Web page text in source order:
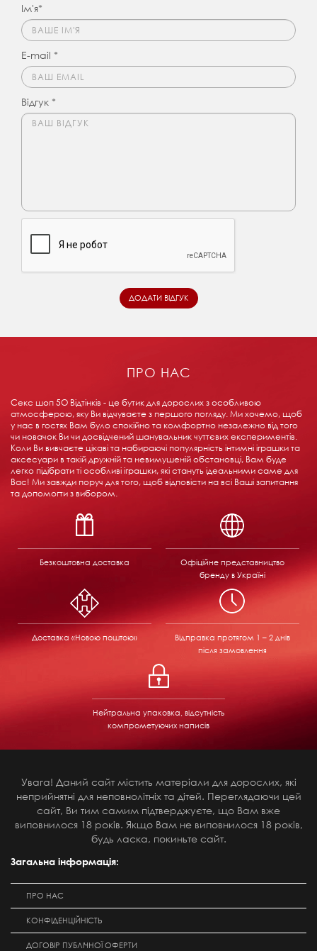
Ім'я*
E-mail *
Відгук *
ПРО НАС
Секс шоп 5О Відтінків - це бутик для дорослих з особливою
атмосферою, яку Ви відчуваєте з першого погляду. Ми хочемо, щоб
у нас в гостях Вам було спокійно та комфортно незалежно від того
чи новачок Ви чи досвідчений шанувальник чуттєвих експериментів.
Коли Ви вивчаєте цікаві та набираючі популярність інтимні іграшки та
аксесуари в такій дружній та невимушеній обстановці, Вам буде
легко підібрати ті особливі іграшки, які стануть ідеальними саме для
Вас! Ми завжди поруч для того, щоб відповісти на всі Ваші запитання
та допомогти з вибором.
Безкоштовна доставка
Офіційне представництво
бренду в Україні
Доставка «Новою поштою» Відправка протягом 1 – 2 днів
після замовлення
Нейтральна упаковка, відсутність
компрометуючих написів
Увага! Даний сайт містить матеріали для дорослих, які
неприйнятні для неповнолітніх та дітей. Переглядаючи цей
сайт, Ви тим самим підтверджуєте, що Вам вже
виповнилося 18 років. Якщо Вам не виповнилося 18 років,
будь ласка, покиньте сайт.
Загальна інформація:
ПРО НАС
КОНФІДЕНЦІЙНІСТЬ
ДОГОВІР ПУБЛІЧНОЇ ОФЕРТИ